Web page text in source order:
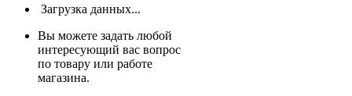
Загрузка данных...
Вы можете задать любой
интересующий вас вопрос
по товару или работе
магазина.